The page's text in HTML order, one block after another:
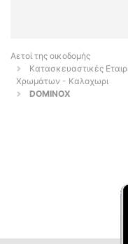
Αετοί της οικοδομής
Κατασκευαστικές
Χρωμάτων - Καλοχωρι
DOMINOX